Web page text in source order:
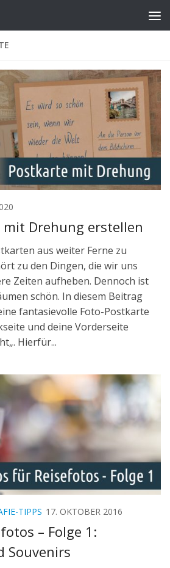
mit Drehung erstellen
aus weiter Ferne zu
zu den Dingen, die wir uns
Zeiten aufheben. Dennoch ist
schön. In diesem Beitrag
fantasievolle Foto-Postkarte
und deine Vorderseite
Hierfür...
TIPPS 17. OKTOBER 2016
– Folge 1:
Souvenirs